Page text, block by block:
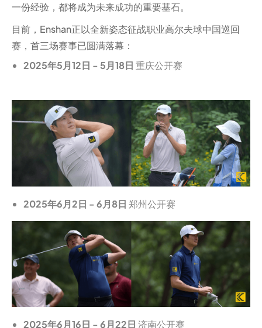
一份经验，都将成为未来成功的重要基石。
目前，Enshan正以全新姿态征战职业高尔夫球中国巡回
赛，首三场赛事已圆满落幕：
2025年5月12日 - 5月18日 重庆公开赛
2025年6月2日 - 6月8日 郑州公开赛
2025年6月16日 - 6月22日 济南公开赛